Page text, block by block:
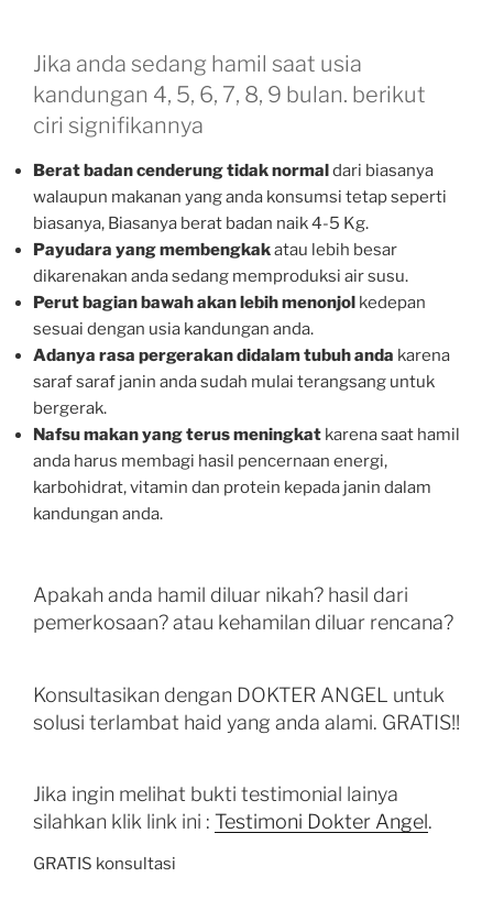
Jika anda sedang hamil saat usia
kandungan 4, 5, 6, 7, 8, 9 bulan. berikut
ciri signifikannya
Berat badan cenderung tidak normaldari biasanya
walaupun makanan yang anda konsumsi tetap seperti
biasanya, Biasanya berat badan naik 4-5 Kg.
Payudara yang membengkakatau lebih besar
dikarenakan anda sedang memproduksi air susu.
Perut bagian bawah akan lebih menonjol kedepan
sesuai dengan usia kandungan anda.
Adanya rasa pergerakan didalam tubuh anda karena
saraf saraf janin anda sudah mulai terangsang untuk
bergerak.
Nafsu makan yang terus meningkat karena saat hamil
anda harus membagi hasil pencernaan energi,
karbohidrat, vitamin dan protein kepada janin dalam
kandungan anda.
Apakah anda hamil diluar nikah? hasil dari
pemerkosaan? atau kehamilan diluar rencana?
Konsultasikan dengan DOKTER ANGEL untuk
solusi terlambat haid yang anda alami. GRATIS!!
Jika ingin melihat bukti testimonial lainya
silahkan klik link ini : Testimoni Dokter Angel.
GRATIS konsultasi